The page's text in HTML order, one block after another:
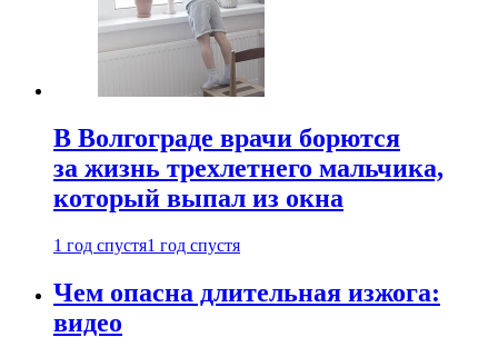
В Волгограде врачи борются
за жизнь трехлетнего мальчика,
который выпал из окна
1 год спустя1 год спустя
Чем опасна длительная изжога:
видео